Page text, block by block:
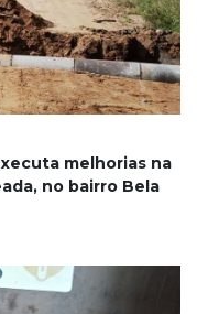
melhorias na
no bairro Bela